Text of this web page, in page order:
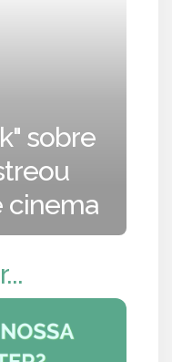
sobre
cinema